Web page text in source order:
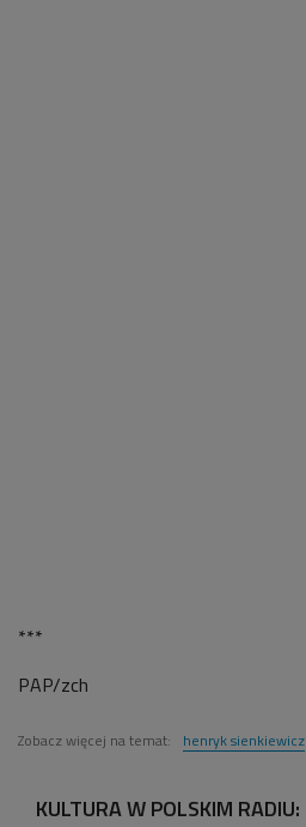
***
PAP/zch
Zobacz więcej na temat: henryk sienkiewicz
KULTURA W POLSKIM RADIU: